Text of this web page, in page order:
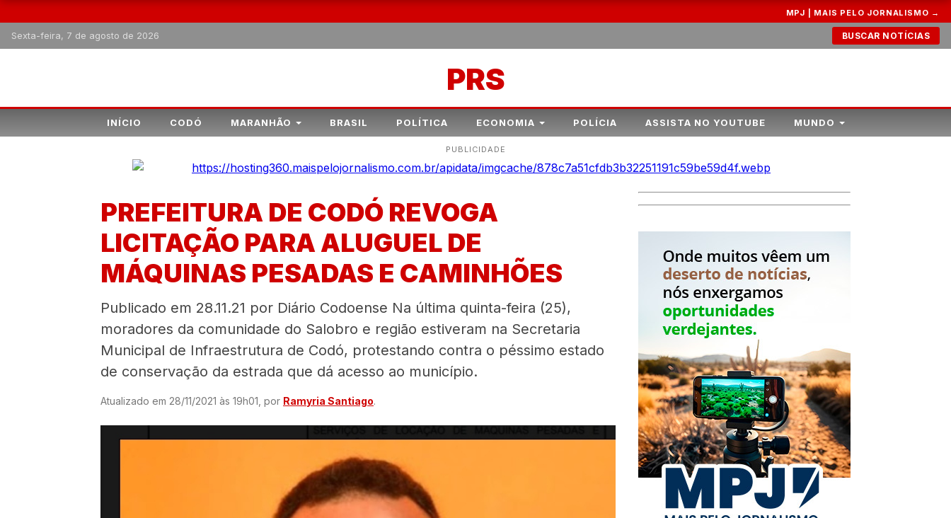
MPJ | MAIS PELO JORNALISMO →
Sexta-feira, 7 de agosto de 2026 BUSCAR NOTÍCIAS
PRS
INÍCIO CODÓ MARANHÃO BRASIL POLÍTICA ECONOMIA POLÍCIA ASSISTA NO YOUTUBE MUNDO
PUBLICIDADE
PREFEITURA DE CODÓ REVOGA
LICITAÇÃO PARA ALUGUEL DE
MÁQUINAS PESADAS E CAMINHÕES
Publicado em 28.11.21 por Diário Codoense Na última quinta-feira (25),
moradores da comunidade do Salobro e região estiveram na Secretaria
Municipal de Infraestrutura de Codó, protestando contra o péssimo estado
de conservação da estrada que dá acesso ao município.
Atualizado em 28/11/2021 às 19h01, por Ramyria Santiago.